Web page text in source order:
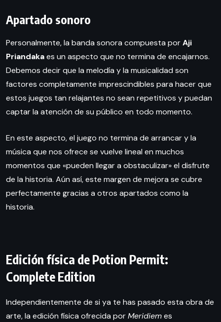
Apartado sonoro
Personalmente, la banda sonora compuesta porAji
Priandakaes un aspecto que no termina de encajarnos.
Debemos decir que la melodía y la musicalidad son
factores completamente imprescindibles para hacer que
estos juegos tan relajantes no sean repetitivos y puedan
captar la atención de su público en todo momento.
En este aspecto, el juego no termina de arrancar y la
música que nos ofrece se vuelve lineal en muchos
momentos que «pueden llegar a obstaculizar» el disfrute
de la historia. Aún así, este margen de mejora se cubre
perfectamente gracias a otros apartados como la
historia.
Edición física de Potion Permit:
Complete Edition
Independientemente de si ya te has pasado esta obra de
arte, la edición física ofrecida porMeridiemes